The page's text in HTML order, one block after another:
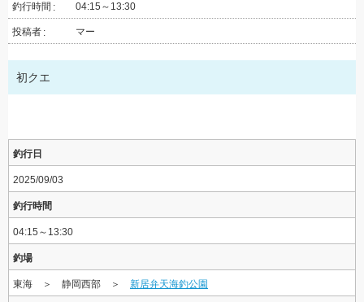
釣行時間 04:15～13:30
投稿者 マー
初クエ
釣行日
2025/09/03
釣行時間
04:15～13:30
釣場
東海 ＞ 静岡西部 ＞ 新居弁天海釣公園